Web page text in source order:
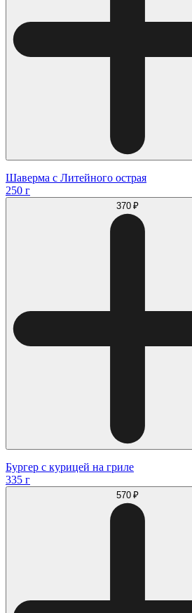
Шаверма с Литейного острая
250 г
370 ₽
Бургер с курицей на гриле
335 г
570 ₽